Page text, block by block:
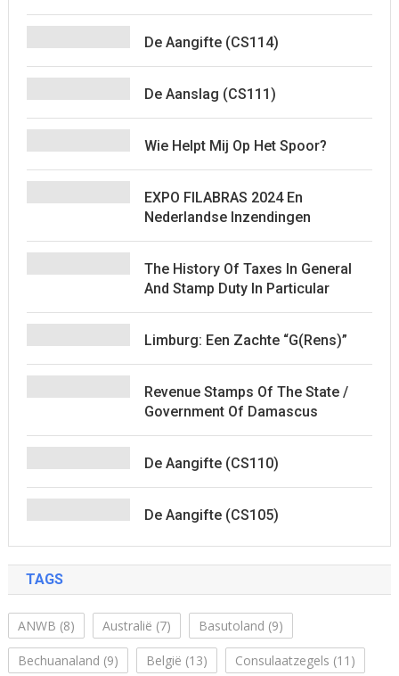
De Aangifte (CS114)
De Aanslag (CS111)
Wie Helpt Mij Op Het Spoor?
EXPO FILABRAS 2024 En
Nederlandse Inzendingen
The History Of Taxes In General
And Stamp Duty In Particular
Limburg: Een Zachte “G(rens)”
Revenue Stamps Of The State /
Government Of Damascus
De Aangifte (CS110)
De Aangifte (CS105)
TAGS
ANWB (8) Australië (7) Basutoland (9)
Bechuanaland (9) België (13) Consulaatzegels (11)